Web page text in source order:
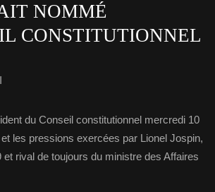
NOMMÉ
CONSTITUTIONNEL
du Conseil constitutionnel mercredi 10
les pressions exercées par Lionel Jospin,
rival de toujours du ministre des Affaires